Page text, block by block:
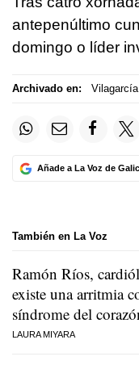
antepenúltimo
domingo o líder
Archivado en:
Añade a La Voz de
También en La Voz
Ramón Ríos,
existe una arritmia
síndrome del
LAURA MIYARA